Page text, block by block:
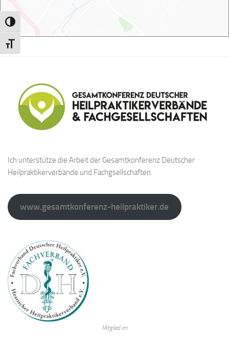
Umschalten auf hohe Kontraste
Schrift vergrößern
Ich unterstütze die Arbeit der Gesamtkonferenz Deutscher
Heilpraktikerverbände und Fachgsellschaften.
www.gesamtkonferenz-heilpraktiker.de
Mitglied im